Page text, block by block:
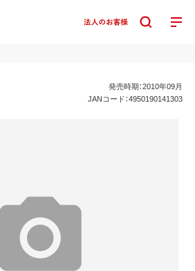
発売時期：2010年09月
JANコード：4950190141303